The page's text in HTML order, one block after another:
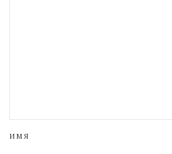
ИМЯ